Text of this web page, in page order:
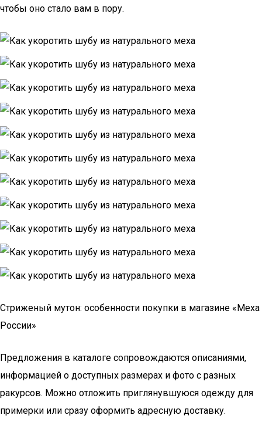
чтобы оно стало вам в пору.
Стриженый мутон: особенности покупки в магазине «Меха
России»
Предложения в каталоге сопровождаются описаниями,
информацией о доступных размерах и фото с разных
ракурсов. Можно отложить приглянувшуюся одежду для
примерки или сразу оформить адресную доставку.